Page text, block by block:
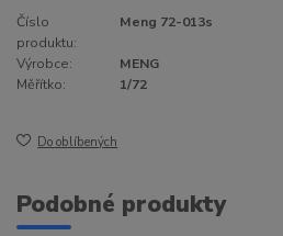
Číslo
produktu:
Meng 72-013s
Výrobce:
MENG
Měřítko:
1/72
Do oblíbených
Podobné produkty